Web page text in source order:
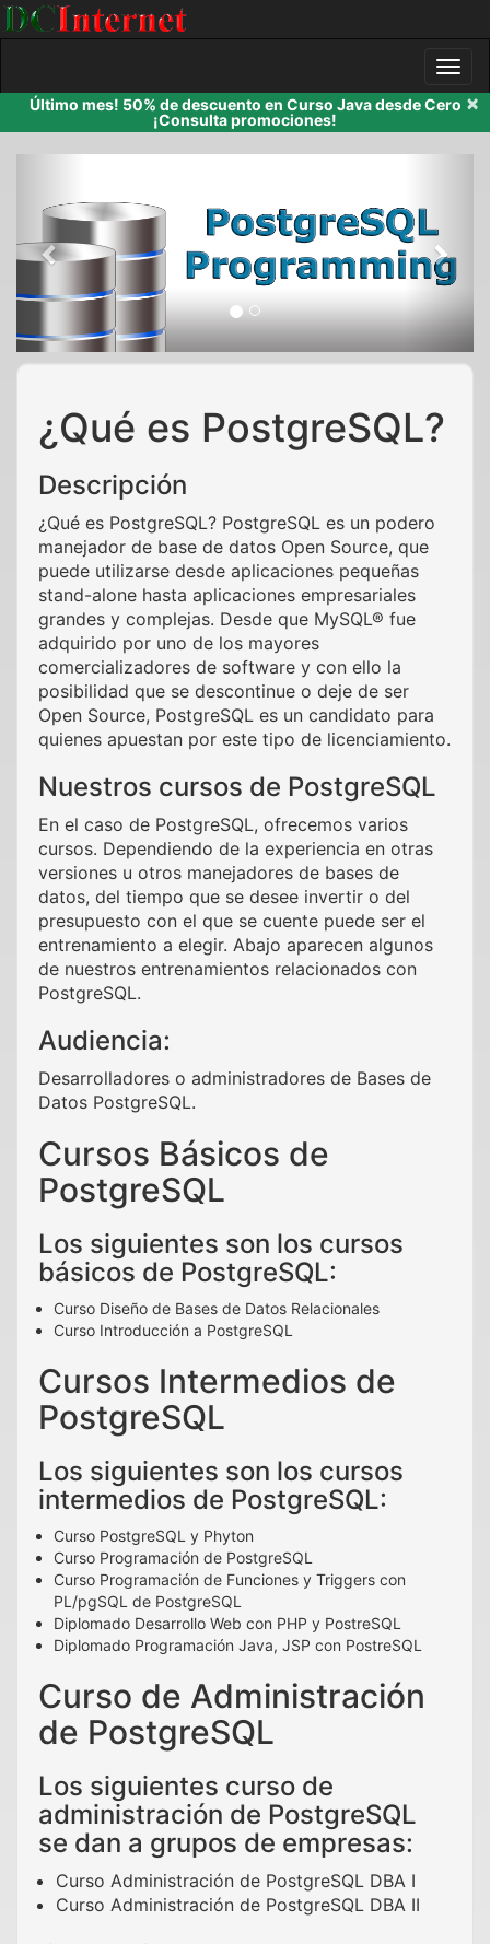
×
Último mes! 50% de descuento en Curso Java desde Cero
¡Consulta promociones!
¿Qué es PostgreSQL?
Descripción
¿Qué es PostgreSQL? PostgreSQL es un podero
manejador de base de datos Open Source, que
puede utilizarse desde aplicaciones pequeñas
stand-alone hasta aplicaciones empresariales
grandes y complejas. Desde que MySQL® fue
adquirido por uno de los mayores
comercializadores de software y con ello la
posibilidad que se descontinue o deje de ser
Open Source, PostgreSQL es un candidato para
quienes apuestan por este tipo de licenciamiento.
Nuestros cursos de PostgreSQL
En el caso de PostgreSQL, ofrecemos varios
cursos. Dependiendo de la experiencia en otras
versiones u otros manejadores de bases de
datos, del tiempo que se desee invertir o del
presupuesto con el que se cuente puede ser el
entrenamiento a elegir. Abajo aparecen algunos
de nuestros entrenamientos relacionados con
PostgreSQL.
Audiencia:
Desarrolladores o administradores de Bases de
Datos PostgreSQL.
Cursos Básicos de
PostgreSQL
Los siguientes son los cursos
básicos de PostgreSQL:
Curso Diseño de Bases de Datos Relacionales
Curso Introducción a PostgreSQL
Cursos Intermedios de
PostgreSQL
Los siguientes son los cursos
intermedios de PostgreSQL:
Curso PostgreSQL y Phyton
Curso Programación de PostgreSQL
Curso Programación de Funciones y Triggers con
PL/pgSQL de PostgreSQL
Diplomado Desarrollo Web con PHP y PostreSQL
Diplomado Programación Java, JSP con PostreSQL
Curso de Administración
de PostgreSQL
Los siguientes curso de
administración de PostgreSQL
se dan a grupos de empresas:
Curso Administración de PostgreSQL DBA I
Curso Administración de PostgreSQL DBA II